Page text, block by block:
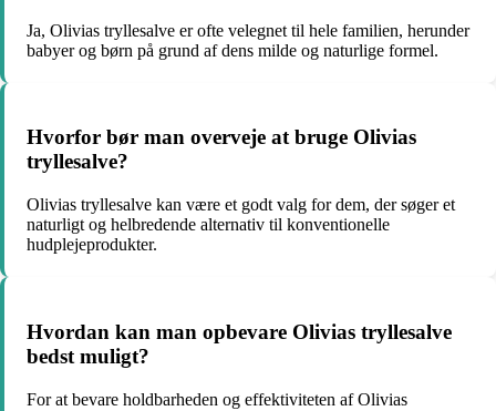
Ja, Olivias tryllesalve er ofte velegnet til hele familien, herunder
babyer og børn på grund af dens milde og naturlige formel.
Hvorfor bør man overveje at bruge Olivias
tryllesalve?
Olivias tryllesalve kan være et godt valg for dem, der søger et
naturligt og helbredende alternativ til konventionelle
hudplejeprodukter.
Hvordan kan man opbevare Olivias tryllesalve
bedst muligt?
For at bevare holdbarheden og effektiviteten af Olivias